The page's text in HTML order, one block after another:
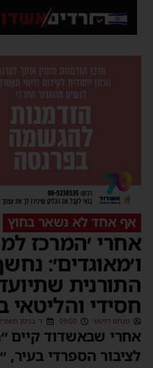
אף אחד לא נשאר בחוץ
׳המרכז
שתיועד
והליטאי
מנחם דויטש 09:00 ד׳ בניסן תשפ״ד (12/04/2024)
שבאשדוד קיים
הספרדי בעיר,